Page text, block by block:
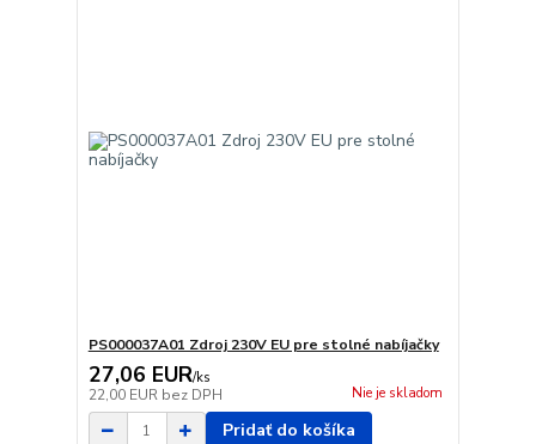
PS000037A01 Zdroj 230V EU pre stolné nabíjačky
27,06 EUR/ks
22,00 EUR bez DPH Nie je skladom
Pridať do košíka